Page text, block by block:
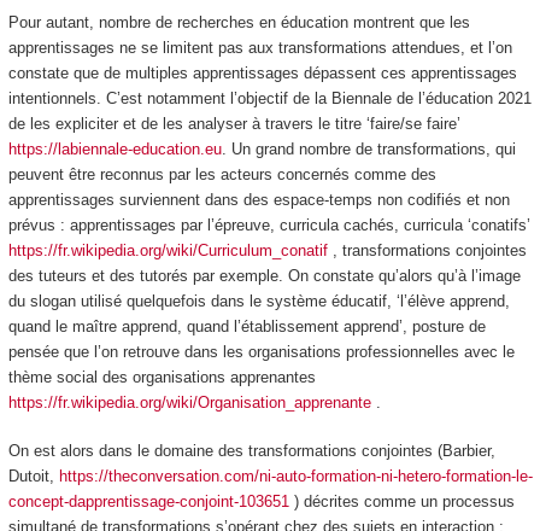
Pour autant, nombre de recherches en éducation montrent que les
apprentissages ne se limitent pas aux transformations attendues, et l’on
constate que de multiples apprentissages dépassent ces apprentissages
intentionnels. C’est notamment l’objectif de la Biennale de l’éducation 2021
de les expliciter et de les analyser à travers le titre ‘faire/se faire’
https://labiennale-education.eu. Un grand nombre de transformations, qui
peuvent être reconnus par les acteurs concernés comme des
apprentissages surviennent dans des espace-temps non codifiés et non
prévus : apprentissages par l’épreuve, curricula cachés, curricula ‘conatifs’
https://fr.wikipedia.org/wiki/Curriculum_conatif, transformations conjointes
des tuteurs et des tutorés par exemple. On constate qu’alors qu’à l’image
du slogan utilisé quelquefois dans le système éducatif, ‘l’élève apprend,
quand le maître apprend, quand l’établissement apprend’, posture de
pensée que l’on retrouve dans les organisations professionnelles avec le
thème social des organisations apprenantes
https://fr.wikipedia.org/wiki/Organisation_apprenante.
On est alors dans le domaine des transformations conjointes (Barbier,
Dutoit, https://theconversation.com/ni-auto-formation-ni-hetero-formation-le-
concept-dapprentissage-conjoint-103651) décrites comme un processus
simultané de transformations s’opérant chez des sujets en interaction :